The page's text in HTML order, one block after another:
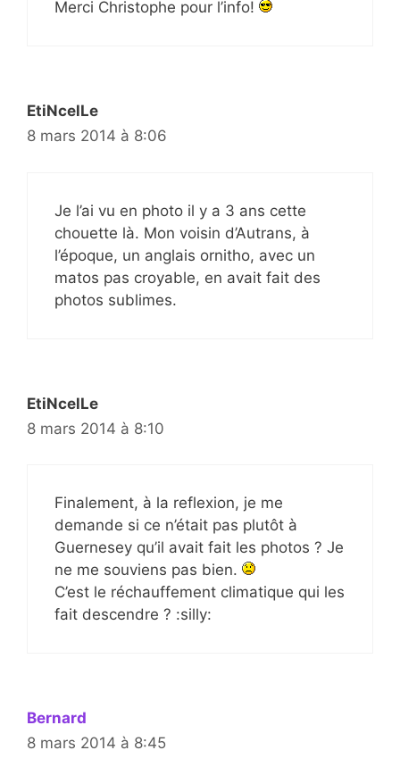
Merci Christophe pour l’info!
EtiNcelLe
8 mars 2014 à 8:06
Je l’ai vu en photo il y a 3 ans cette
chouette là. Mon voisin d’Autrans, à
l’époque, un anglais ornitho, avec un
matos pas croyable, en avait fait des
photos sublimes.
EtiNcelLe
8 mars 2014 à 8:10
Finalement, à la reflexion, je me
demande si ce n’était pas plutôt à
Guernesey qu’il avait fait les photos ? Je
ne me souviens pas bien.
C’est le réchauffement climatique qui les
fait descendre ? :silly:
Bernard
8 mars 2014 à 8:45